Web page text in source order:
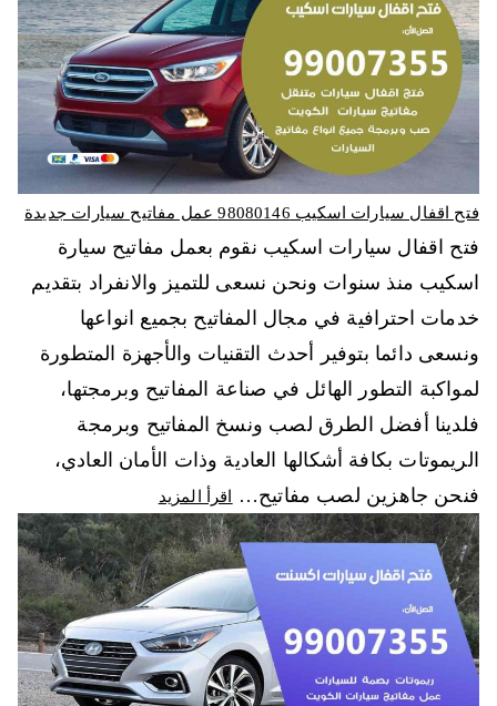
فتح اقفال سيارات اسكيب 98080146‬ عمل مفاتيح سيارات جديدة
فتح اقفال سيارات اسكيب نقوم بعمل مفاتيح سيارة
اسكيب منذ سنوات ونحن نسعى للتميز والانفراد بتقديم
خدمات احترافية في مجال المفاتيح بجميع انواعها
ونسعى دائما بتوفير أحدث التقنيات والأجهزة المتطورة
لمواكبة التطور الهائل في صناعة المفاتيح وبرمجتها،
فلدينا أفضل الطرق لصب ونسخ المفاتيح وبرمجة
الريموتات بكافة أشكالها العادية وذات الأمان العادي،
فنحن جاهزين لصب مفاتيح…
اقرأ المزيد